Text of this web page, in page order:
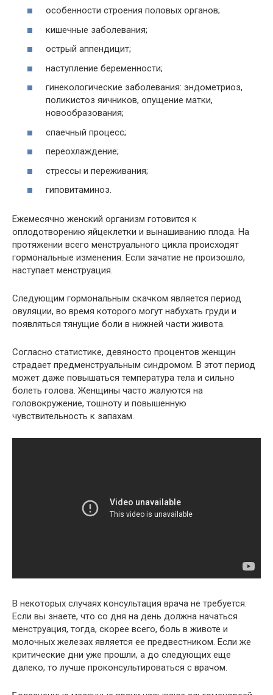
особенности строения половых органов;
кишечные заболевания;
острый аппендицит;
наступление беременности;
гинекологические заболевания: эндометриоз,
поликистоз яичников, опущение матки,
новообразования;
спаечный процесс;
переохлаждение;
стрессы и переживания;
гиповитаминоз.
Ежемесячно женский организм готовится к
оплодотворению яйцеклетки и вынашиванию плода. На
протяжении всего менструального цикла происходят
гормональные изменения. Если зачатие не произошло,
наступает менструация.
Следующим гормональным скачком является период
овуляции, во время которого могут набухать груди и
появляться тянущие боли в нижней части живота.
Согласно статистике, девяносто процентов женщин
страдает предменструальным синдромом. В этот период
может даже повышаться температура тела и сильно
болеть голова. Женщины часто жалуются на
головокружение, тошноту и повышенную
чувствительность к запахам.
В некоторых случаях консультация врача не требуется.
Если вы знаете, что со дня на день должна начаться
менструация, тогда, скорее всего, боль в животе и
молочных железах является ее предвестником. Если же
критические дни уже прошли, а до следующих еще
далеко, то лучше проконсультироваться с врачом.